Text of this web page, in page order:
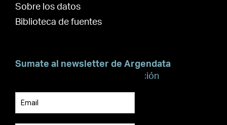
Sobre los datos
Biblioteca de fuentes
Sumate al newsletter de Argendata
Suscribite para recibir información